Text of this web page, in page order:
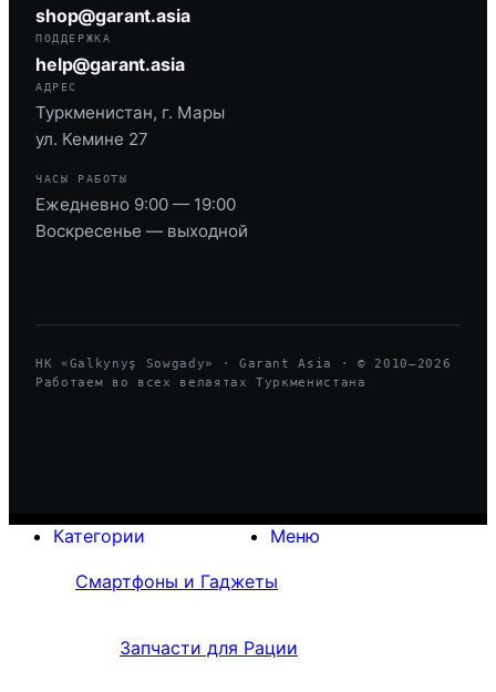
shop@garant.asia
ПОДДЕРЖКА
help@garant.asia
АДРЕС
Туркменистан, г. Мары
ул. Кемине 27
ЧАСЫ РАБОТЫ
Ежедневно 9:00 — 19:00
Воскресенье — выходной
HK «Galkynyş Sowgady» · Garant Asia · © 2010—2026
Работаем во всех велаятах Туркменистана
Меню
Категории
Смартфоны и Гаджеты
Запчасти для Рации